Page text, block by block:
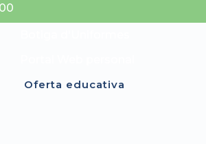
Oferta educativa